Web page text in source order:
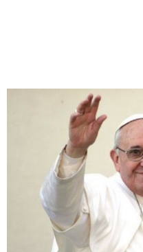
NECROLÓGICAS
GALERÍAS